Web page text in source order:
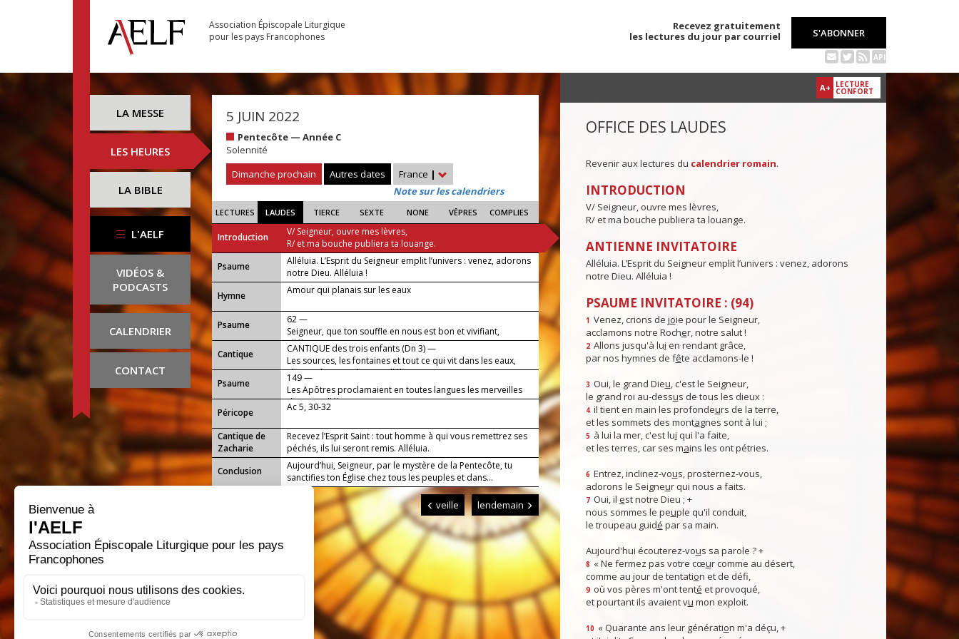
Association Épiscopale Liturgique
pour les pays Francophones
Recevez gratuitement
les lectures du jour par courriel
S'ABONNER
API
LA MESSE
LES HEURES
LA BIBLE
L'AELF
VIDÉOS &
PODCASTS
CALENDRIER
CONTACT
5 JUIN 2022
Pentecôte — Année C
Solennité
Dimanche prochain
Autres dates France |
Note sur les calendriers
LECTURES LAUDES TIERCE SEXTE NONE VÊPRES COMPLIES
Introduction
V/ Seigneur, ouvre mes lèvres,
R/ et ma bouche publiera ta louange.
Psaume
Alléluia. L’Esprit du Seigneur emplit l’univers : venez, adorons
notre Dieu. Alléluia !
Hymne
Amour qui planais sur les eaux
Psaume
62 —
Seigneur, que ton souffle en nous est bon et vivifiant,
alléluia !
Cantique
CANTIQUE des trois enfants (Dn 3) —
Les sources, les fontaines et tout ce qui vit dans les eaux,
chantez louange à Dieu, alléluia.
Psaume
149 —
Les Apôtres proclamaient en toutes langues les merveilles
de Dieu, alléluia.
Péricope
Ac 5, 30-32
Cantique de
Zacharie
Recevez l’Esprit Saint : tout homme à qui vous remettrez ses
péchés, ils lui seront remis. Alléluia.
Conclusion
Aujourd’hui, Seigneur, par le mystère de la Pentecôte, tu
sanctifies ton Église chez tous les peuples et dans...
veille lendemain
A+ LECTURE
CONFORT
OFFICE DES LAUDES
Revenir aux lectures du calendrier romain.
INTRODUCTION
V/ Seigneur, ouvre mes lèvres,
R/ et ma bouche publiera ta louange.
ANTIENNE INVITATOIRE
Alléluia. L’Esprit du Seigneur emplit l’univers : venez, adorons
notre Dieu. Alléluia !
PSAUME INVITATOIRE : (94)
1 Venez, crions de joie pour le Seigneur,
acclamons notre Rocher, notre salut !
2 Allons jusqu'à lui en rendant grâce,
par nos hymnes de fête acclamons-le !
3 Oui, le grand Dieu, c'est le Seigneur,
le grand roi au-dessus de tous les dieux :
4 il tient en main les profondeurs de la terre,
et les sommets des montagnes sont à lui ;
5 à lui la mer, c'est lui qui l'a faite,
et les terres, car ses mains les ont pétries.
6 Entrez, inclinez-vous, prosternez-vous,
adorons le Seigneur qui nous a faits.
7 Oui, il est notre Dieu ; +
nous sommes le peuple qu'il conduit,
le troupeau guidé par sa main.
Aujourd'hui écouterez-vous sa parole ? +
8 « Ne fermez pas votre cœur comme au désert,
comme au jour de tentation et de défi,
9 où vos pères m'ont tenté et provoqué,
et pourtant ils avaient vu mon exploit.
10 « Quarante ans leur génération m'a déçu, +